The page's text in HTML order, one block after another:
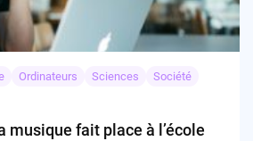
Ordinateurs Sciences
Société
musique fait place à l’école